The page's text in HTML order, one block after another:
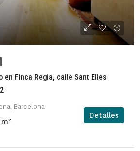
Finca Regia, calle Sant Elies
Barcelona
m²
Detalles